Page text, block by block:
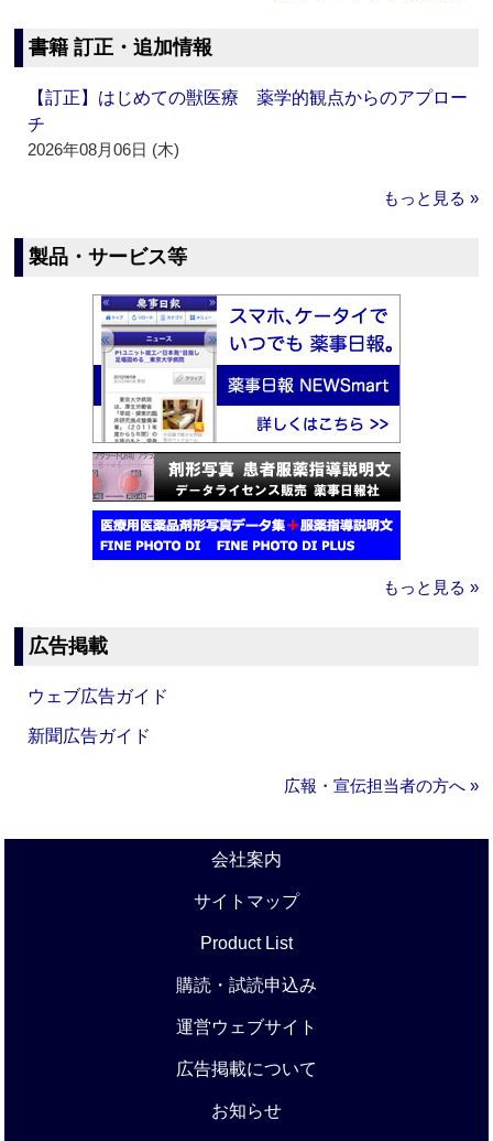
書籍 訂正・追加情報
【訂正】はじめての獣医療 薬学的観点からのアプロー
チ
2026年08月06日 (木)
もっと見る »
製品・サービス等
もっと見る »
広告掲載
ウェブ広告ガイド
新聞広告ガイド
広報・宣伝担当者の方へ »
会社案内
サイトマップ
Product List
購読・試読申込み
運営ウェブサイト
広告掲載について
お知らせ